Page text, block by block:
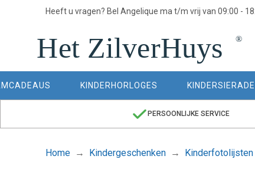
Heeft u vragen? Bel Angelique ma t/m vrij van 09:00 -
KINDERHORLOGES
PERSOONLIJKE SERVICE
Home Kindergeschenken Kinderfotolijsten